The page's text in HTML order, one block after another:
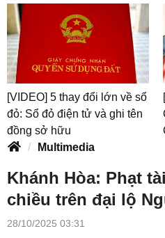
[VIDEO] 5 thay đổi lớn về sổ
đỏ: Sổ đỏ điện tử và ghi tên
đồng sở hữu
Multimedia
Khánh Hòa: Phạt
chiều trên đại lộ
28/10/2025 03:31